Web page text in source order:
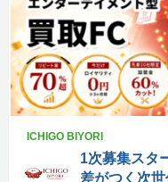
ICHIGO BIYORI
1次募集スタ
差がつく次